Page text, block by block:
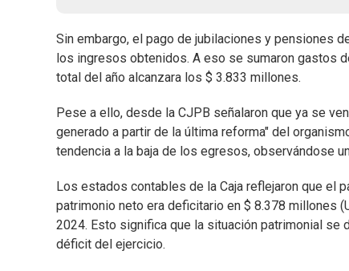
Sin embargo, el pago de jubilaciones y pensiones
los ingresos obtenidos. A eso se sumaron gastos
total del año alcanzara los $ 3.833 millones.
Pese a ello, desde la CJPB señalaron que ya se
generado a partir de la última reforma" del
tendencia a la baja de los egresos, observándose
Los estados contables de la Caja reflejaron que el
patrimonio neto era deficitario en $ 8.378 millones
2024. Esto significa que la situación patrimonial se
déficit del ejercicio.